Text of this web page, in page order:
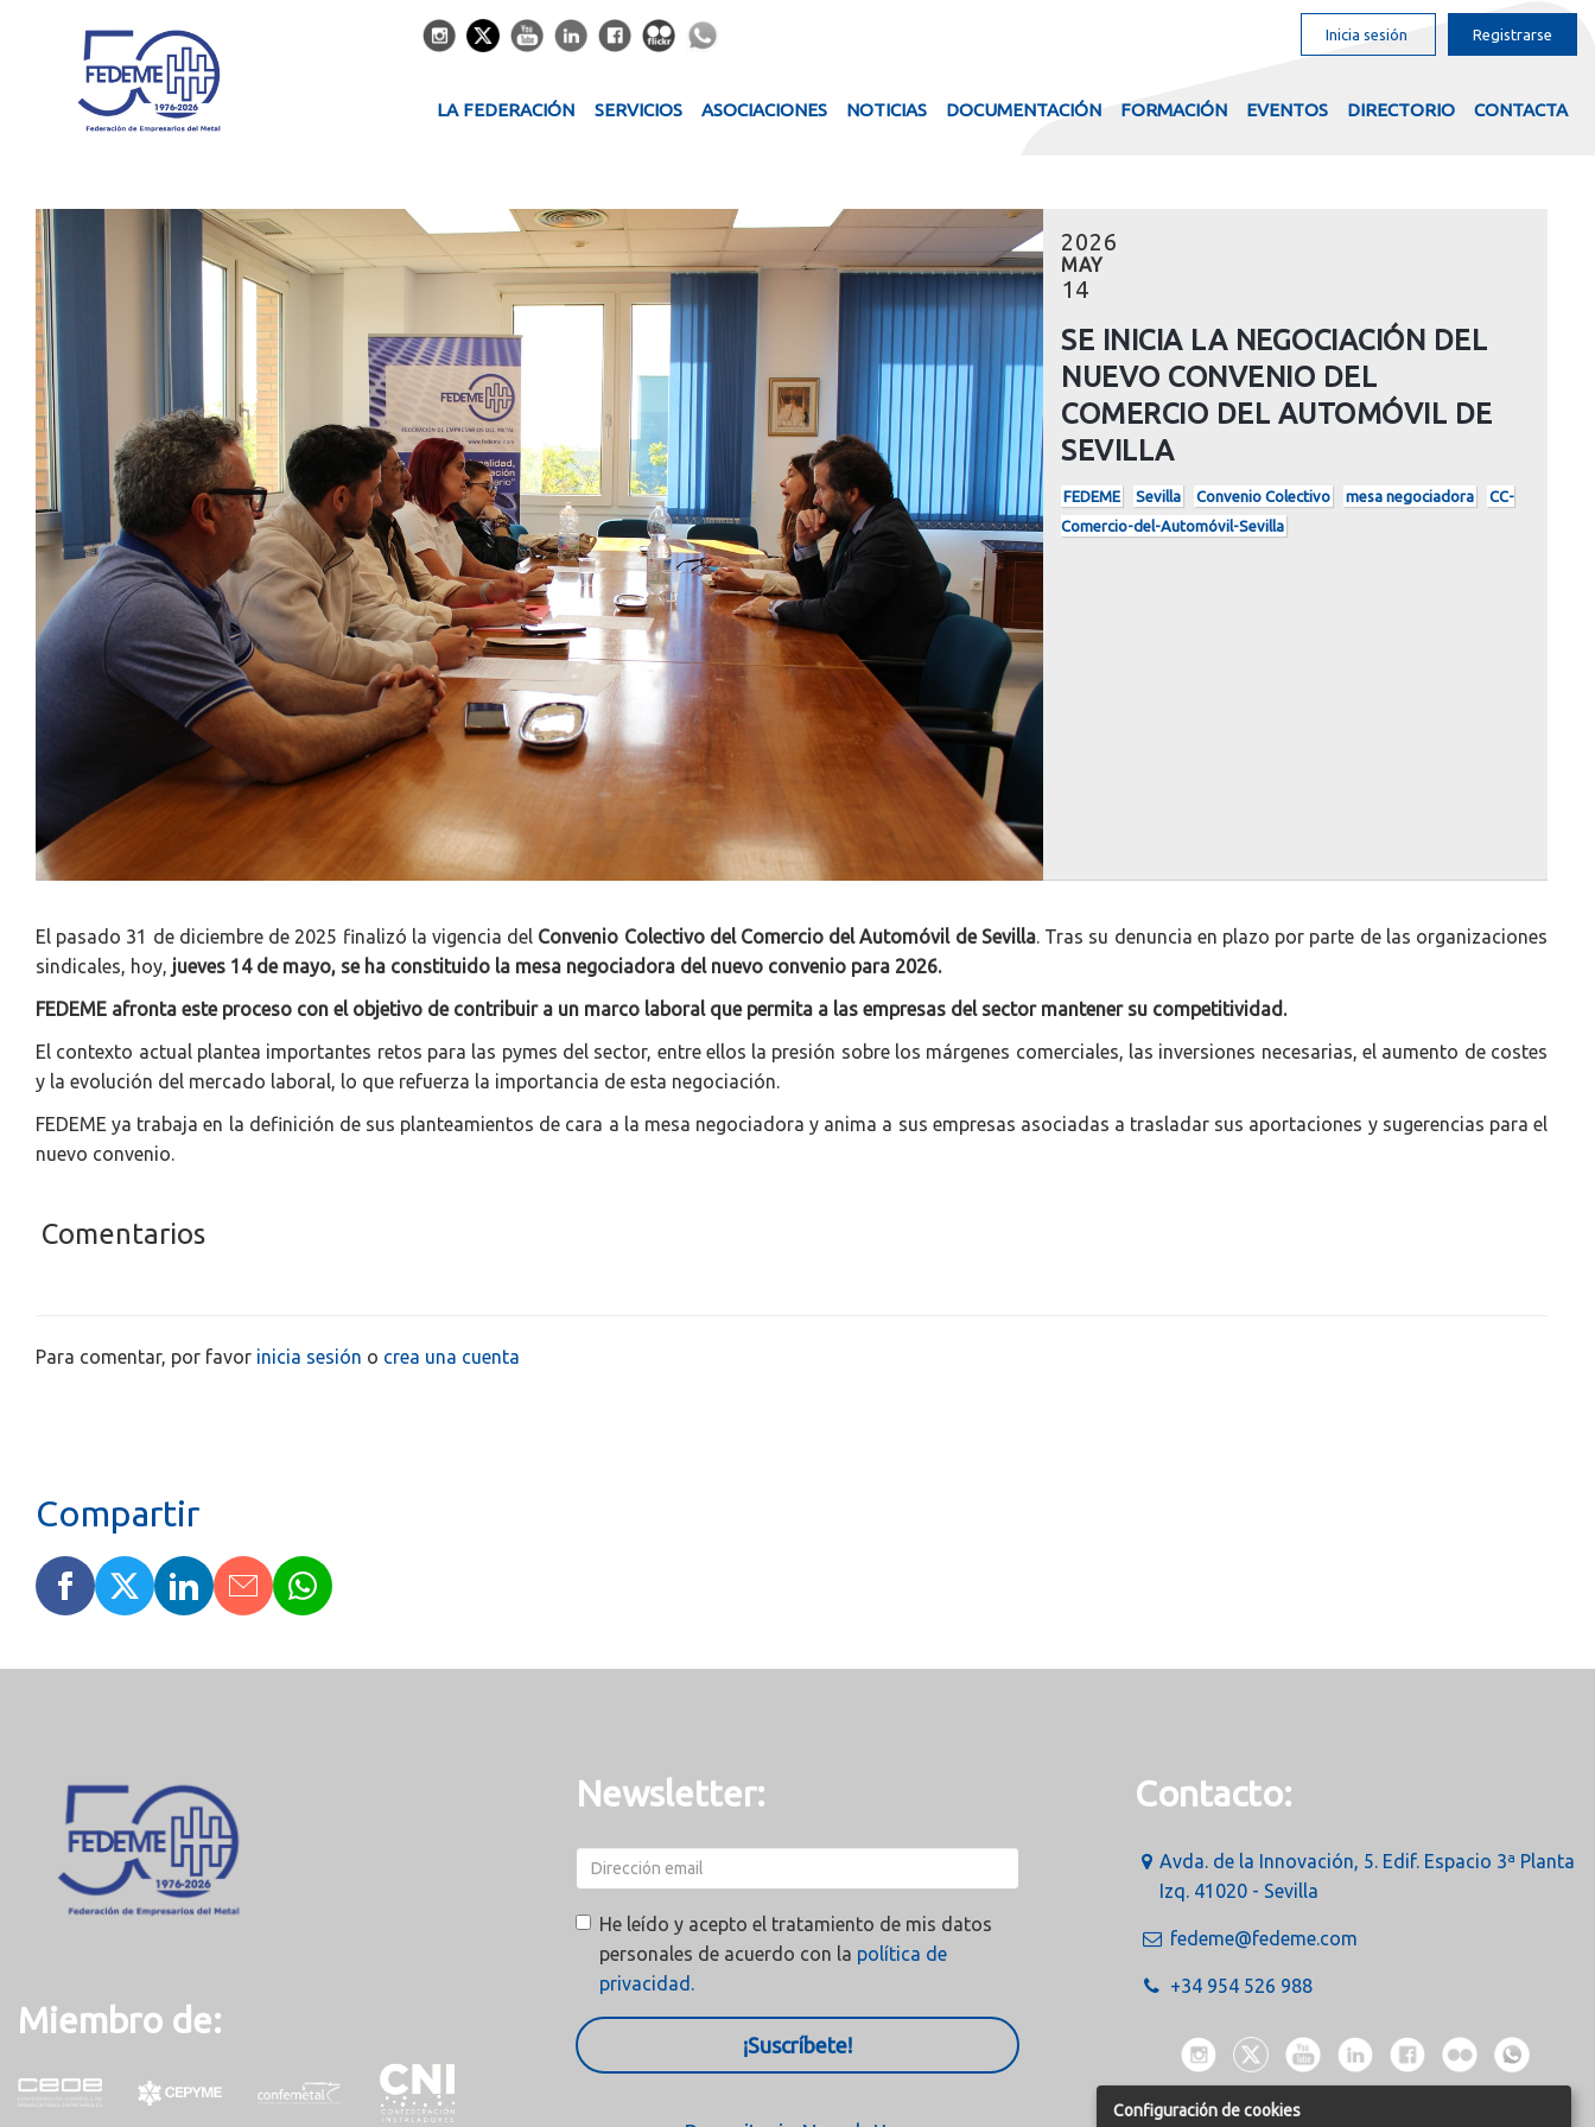
Inicia sesión Registrarse
LA FEDERACIÓN SERVICIOS ASOCIACIONES NOTICIAS DOCUMENTACIÓN FORMACIÓN EVENTOS DIRECTORIO CONTACTA
2026
MAY
14
SE INICIA LA NEGOCIACIÓN DEL
NUEVO CONVENIO DEL
COMERCIO DEL AUTOMÓVIL DE
SEVILLA
FEDEME Sevilla Convenio Colectivo mesa negociadora
CC-
Comercio-del-Automóvil-Sevilla
El pasado 31 de diciembre de 2025 finalizó la vigencia del Convenio Colectivo del Comercio del Automóvil de Sevilla. Tras su denuncia en plazo por parte de las organizaciones
sindicales, hoy, jueves 14 de mayo, se ha constituido la mesa negociadora del nuevo convenio para 2026.
FEDEME afronta este proceso con el objetivo de contribuir a un marco laboral que permita a las empresas del sector mantener su competitividad.
El contexto actual plantea importantes retos para las pymes del sector, entre ellos la presión sobre los márgenes comerciales, las inversiones necesarias, el aumento de costes
y la evolución del mercado laboral, lo que refuerza la importancia de esta negociación.
FEDEME ya trabaja en la definición de sus planteamientos de cara a la mesa negociadora y anima a sus empresas asociadas a trasladar sus aportaciones y sugerencias para el
nuevo convenio.
Comentarios
Para comentar, por favor inicia sesión o crea una cuenta
Miembro de:
Newsletter:
He leído y acepto el tratamiento de mis datos
personales de acuerdo con la política de
privacidad.
¡Suscríbete!
Contacto:
Avda. de la Innovación, 5. Edif. Espacio 3ª Planta
Izq. 41020 - Sevilla
fedeme@fedeme.com
+34 954 526 988
Configuración de cookies